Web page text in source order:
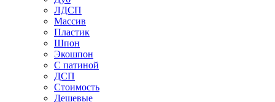
ЛДСП
Массив
Пластик
Шпон
Экошпон
С патиной
ДСП
Стоимость
Дешевые